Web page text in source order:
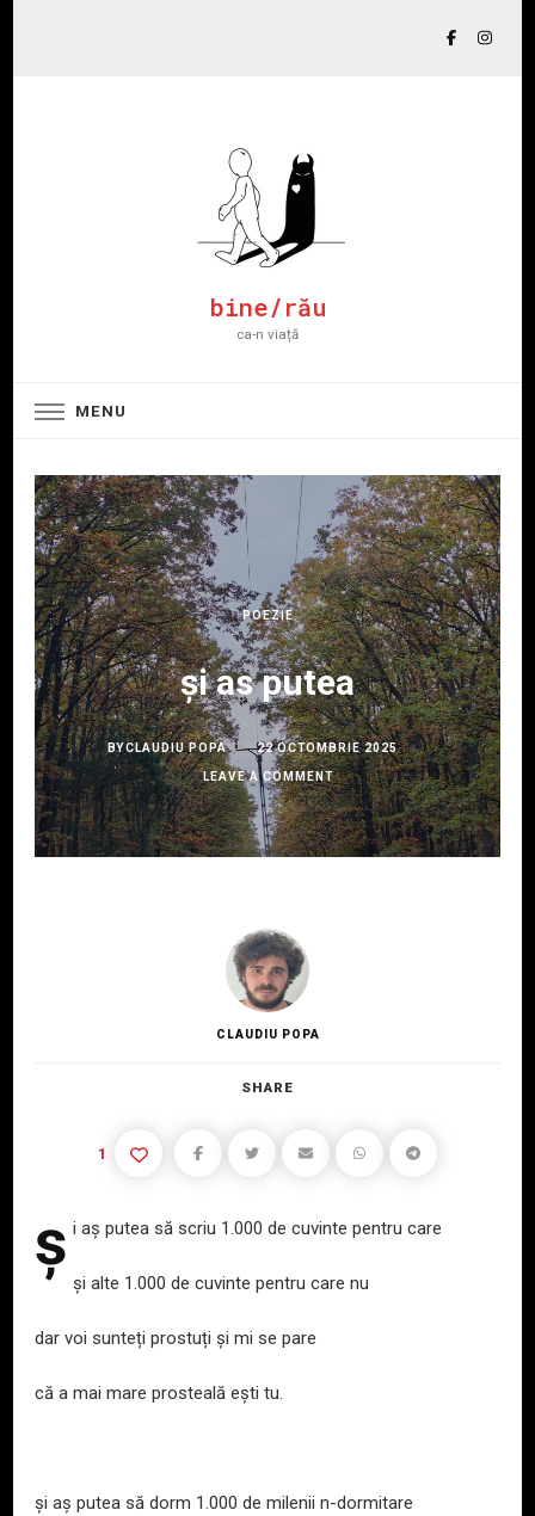
bine/rău
ca-n viață
MENU
POEZIE
și as putea
BYCLAUDIU POPA 22 OCTOMBRIE 2025
LEAVE A COMMENTON
ȘI
AS
PUTEA
CLAUDIU POPA
SHARE
1
ș i aș putea să scriu 1.000 de cuvinte pentru care
și alte 1.000 de cuvinte pentru care nu
dar voi sunteți prostuți și mi se pare
că a mai mare prosteală ești tu.
și aș putea să dorm 1.000 de milenii n-dormitare